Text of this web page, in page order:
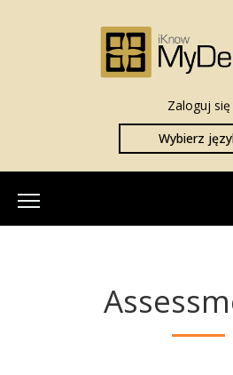
Zaloguj się
Wybierz
Nasz Zespół